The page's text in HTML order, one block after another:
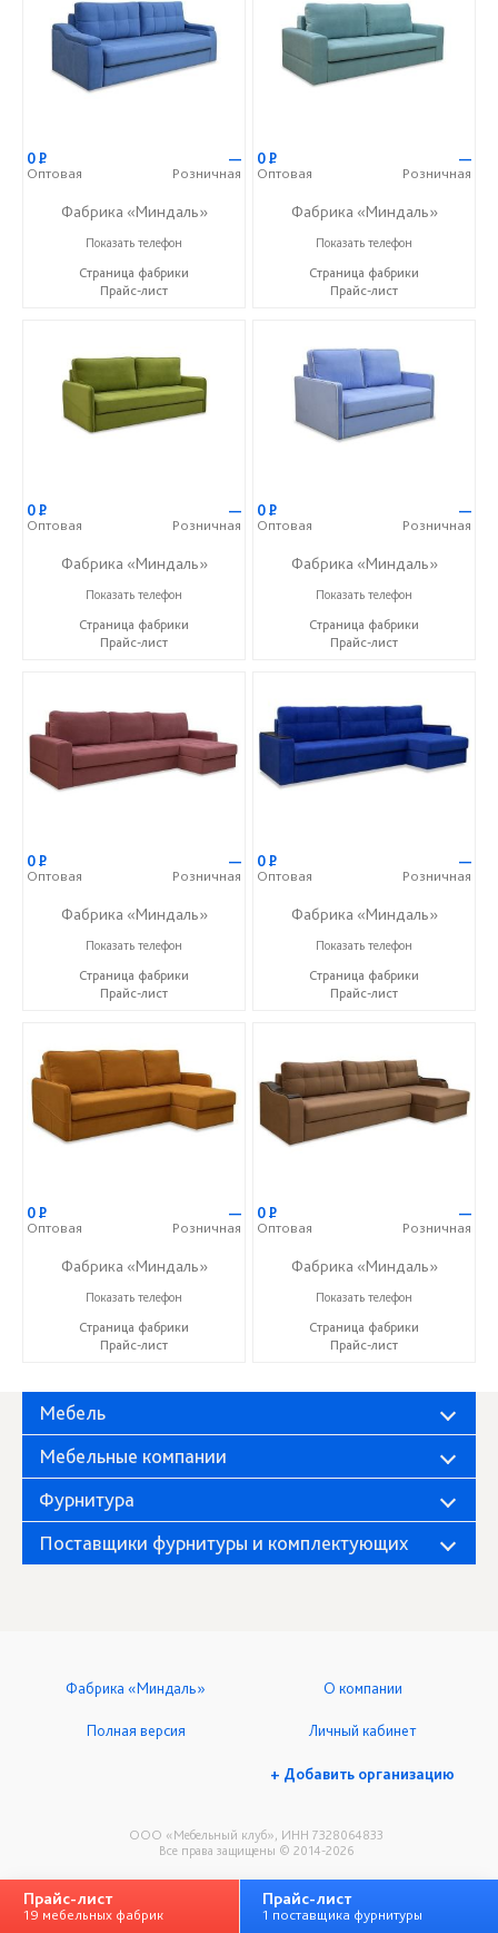
0Р
Оптовая
—
Розничная
Фабрика «Миндаль»
+7 (927) 630-62-82
Показать телефон
Страница фабрики
Прайс-лист
0Р
Оптовая
—
Розничная
Фабрика «Миндаль»
+7 (927) 630-62-82
Показать телефон
Страница фабрики
Прайс-лист
0Р
Оптовая
—
Розничная
Фабрика «Миндаль»
+7 (927) 630-62-82
Показать телефон
Страница фабрики
Прайс-лист
0Р
Оптовая
—
Розничная
Фабрика «Миндаль»
+7 (927) 630-62-82
Показать телефон
Страница фабрики
Прайс-лист
0Р
Оптовая
—
Розничная
Фабрика «Миндаль»
+7 (927) 630-62-82
Показать телефон
Страница фабрики
Прайс-лист
0Р
Оптовая
—
Розничная
Фабрика «Миндаль»
+7 (927) 630-62-82
Показать телефон
Страница фабрики
Прайс-лист
0Р
Оптовая
—
Розничная
Фабрика «Миндаль»
+7 (927) 630-62-82
Показать телефон
Страница фабрики
Прайс-лист
0Р
Оптовая
—
Розничная
Фабрика «Миндаль»
+7 (927) 630-62-82
Показать телефон
Страница фабрики
Прайс-лист
Мебель
Мебельные компании
Фурнитура
Поставщики фурнитуры и комплектующих
ООО «Мебельный клуб», ИНН 7328064833
Все права защищены © 2014-2026
Фабрика «Миндаль» О компании
Полная версия Личный кабинет
+ Добавить организацию
Прайс-лист
19 мебельных фабрик
Прайс-лист
1 поставщика фурнитуры